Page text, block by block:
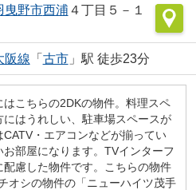
曳野市西浦 ４丁目５－１
阪線 「 古市」駅 徒歩23分
こちらの2DKの物件。料理スペ
はうれしい、駐車場スペースが
・エアコンなどが揃ってい
部屋になります。TVインターフ
慮した物件です。こちらの物件
オシの物件の「ニューハイツ茂手